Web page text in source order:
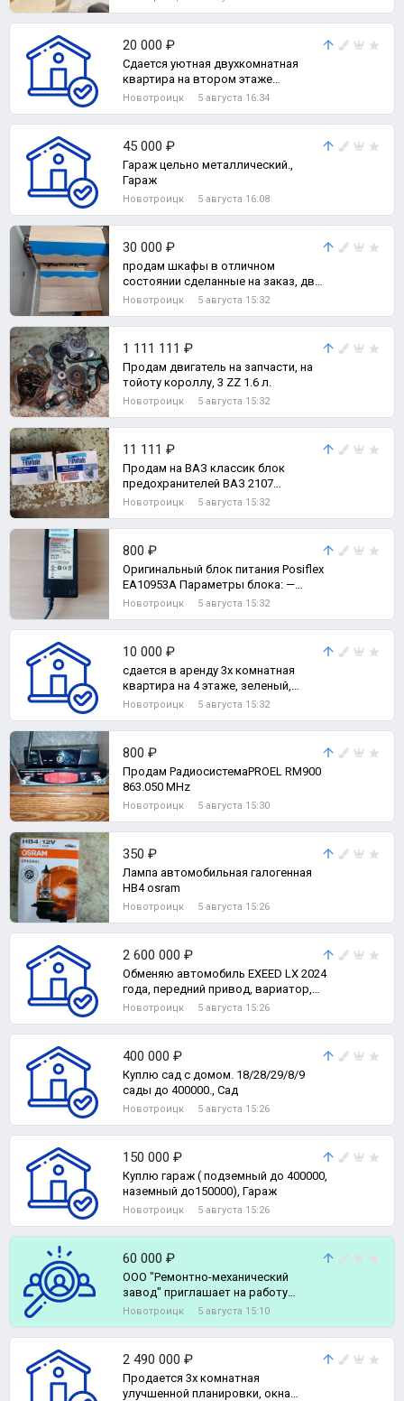
20 000 ₽
Сдается уютная двухкомнатная
квартира на втором этаже
пятиэтажного панельного дома., 1-
Новотроицк 5 августа 16:34
45 000 ₽
Гараж цельно металлический.,
Гараж
Новотроицк 5 августа 16:08
30 000 ₽
продам шкафы в отличном
состоянии сделанные на заказ, два
шкафа 80*45*210, угловой
Новотроицк 5 августа 15:32
1 111 111 ₽
Продам двигатель на запчасти, на
тойоту короллу, 3 ZZ 1.6 л.
Новотроицк 5 августа 15:32
11 111 ₽
Продам на ВАЗ классик блок
предохранителей ВАЗ 2107
инжектор,радиатор печки б/у
Новотроицк 5 августа 15:32
800 ₽
Оригинальный блок питaния Роsiflех
EA10953A Паpамeтры блoка: —
Haпpяжениe: 12V (Bольт) — Сил
Новотроицк 5 августа 15:32
10 000 ₽
сдается в аренду 3х комнатная
квартира на 4 этаже, зеленый,
спокойный район. рядом детский
Новотроицк 5 августа 15:32
800 ₽
Продам РадиосистемаPROEL RM900
863.050 МНz
Новотроицк 5 августа 15:30
350 ₽
Лампа автомобильная галогенная
HB4 osram
Новотроицк 5 августа 15:26
2 600 000 ₽
Обменяю автомобиль EXEED LX 2024
года, передний привод, вариатор,
комплектация престиж+, с
Новотроицк 5 августа 15:26
400 000 ₽
Куплю сад с домом. 18/28/29/8/9
сады до 400000., Сад
Новотроицк 5 августа 15:26
150 000 ₽
Куплю гараж ( подземный до 400000,
наземный до150000), Гараж
Новотроицк 5 августа 15:26
60 000 ₽
ООО "Ремонтно-механический
завод" приглашает на работу
МАЛЯРА (в производстве
Новотроицк 5 августа 15:10
2 490 000 ₽
Продается 3х комнатная
улучшенной планировки, окна